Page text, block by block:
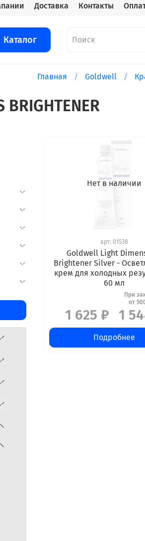
Доставка Контакты
Каталог
Главная Goldwell
BRIGHTENER
Нет в наличии
арт. 01538
Goldwell Light
Brightener Silver -
крем для холодных
60 мл
1 625 ₽ 1
Подробнее